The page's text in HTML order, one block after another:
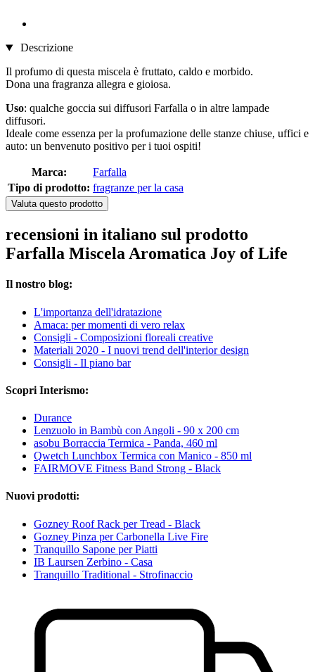
Descrizione
Il profumo di questa miscela è fruttato, caldo e morbido.
Dona una fragranza allegra e gioiosa.
Uso: qualche goccia sui diffusori Farfalla o in altre lampade
diffusori.
Ideale come essenza per la profumazione delle stanze chiuse, uffici e
auto: un benvenuto positivo per i tuoi ospiti!
Marca:
Farfalla
Tipo di prodotto: fragranze per la casa
Valuta questo prodotto
recensioni in italiano sul prodotto
Farfalla Miscela Aromatica Joy of Life
Il nostro blog:
L'importanza dell'idratazione
Amaca: per momenti di vero relax
Consigli - Composizioni floreali creative
Materiali 2020 - I nuovi trend dell'interior design
Consigli - Il piano bar
Scopri Interismo:
Durance
Lenzuolo in Bambù con Angoli - 90 x 200 cm
asobu Borraccia Termica - Panda, 460 ml
Qwetch Lunchbox Termica con Manico - 850 ml
FAIRMOVE Fitness Band Strong - Black
Nuovi prodotti:
Gozney Roof Rack per Tread - Black
Gozney Pinza per Carbonella Live Fire
Tranquillo Sapone per Piatti
IB Laursen Zerbino - Casa
Tranquillo Traditional - Strofinaccio